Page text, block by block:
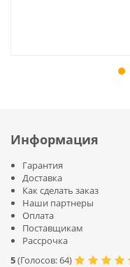
Информация
Гарантия
Доставка
Как сделать заказ
Наши партнеры
Оплата
Поставщикам
Рассрочка
5(Голосов:64)